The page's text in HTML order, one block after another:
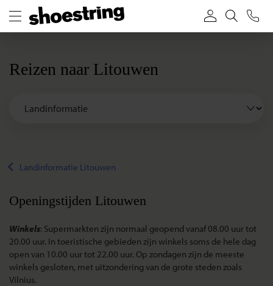
Reizen naar Litouwen
Landinformatie Litouwen
Openingstijden Litouwen
Winkels: Supermarkten zijn normaal geopend vanaf 08.00 uur tot
20.00 uur. In toeristische gebieden zijn winkels soms de hele dag
open van 10.00 uur tot 22.00 uur. Op zondagen zijn de meeste
winkels gesloten, met uitzondering van de grote steden zoals
Vilnius.